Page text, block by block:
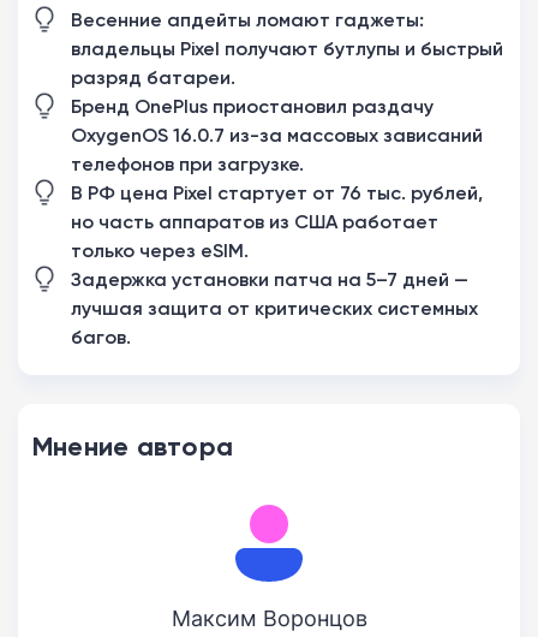
Весенние апдейты ломают гаджеты:
владельцы Pixel получают бутлупы и быстрый
разряд батареи.
Бренд OnePlus приостановил раздачу
OxygenOS 16.0.7 из-за массовых зависаний
телефонов при загрузке.
В РФ цена Pixel стартует от 76 тыс. рублей,
но часть аппаратов из США работает
только через eSIM.
Задержка установки патча на 5–7 дней —
лучшая защита от критических системных
багов.
Мнение автора
Максим Воронцов